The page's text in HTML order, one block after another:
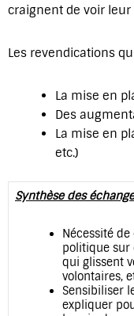
craignent de voir leur
Les revendications
La mise en
Des
La mise en
etc.)
Synthèse des
Nécessité
politique sur
qui glissent
volontaires,
Sensibiliser
expliquer